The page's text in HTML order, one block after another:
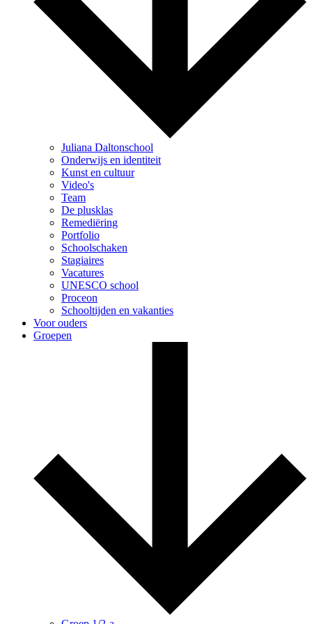
Juliana Daltonschool
Onderwijs en identiteit
Kunst en cultuur
Video's
Team
De plusklas
Remediëring
Portfolio
Schoolschaken
Stagiaires
Vacatures
UNESCO school
Proceon
Schooltijden en vakanties
Voor ouders
Groepen